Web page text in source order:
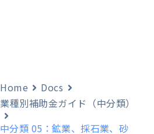
Home
Docs
業種別補助金ガイド（中分類）
中分類 05：鉱業、採石業、砂